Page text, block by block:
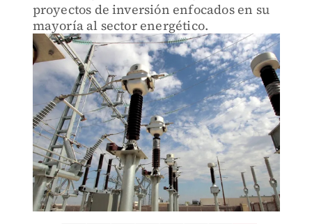
proyectos de inversión enfocados en su
mayoría al sector energético.